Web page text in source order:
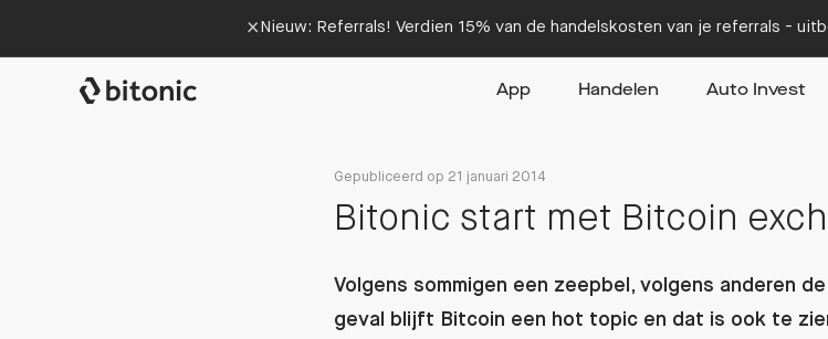
× Nieuw: Referrals! Verdien 15% van de handelskosten van je referrals -
App Handelen Auto Invest
Gepubliceerd op 21 januari 2014
Bitonic start met Bitcoin
Volgens sommigen een zeepbel, volgens anderen
geval blijft Bitcoin een hot topic en dat is ook te